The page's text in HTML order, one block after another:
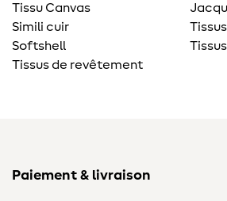
Tissu Canvas
Simili cuir
Softshell
Tissus de revêtement
Paiement & livraison